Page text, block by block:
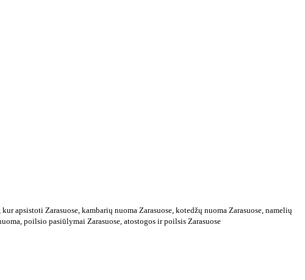
apsistoti Zarasuose, kambarių nuoma Zarasuose, kotedžų nuoma Zarasuose, namelių
poilsio pasiūlymai Zarasuose, atostogos ir poilsis Zarasuose